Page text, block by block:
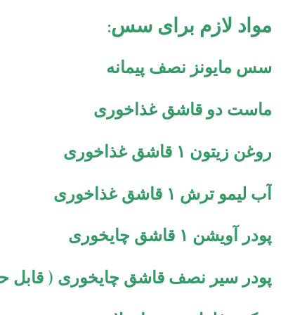
مواد لازم برای سس:
سس مایونز نصف پیمانه
ماست دو قاشق غذاخوری
روغن زیتون ۱ قاشق غذاخوری
آب لیمو ترش ۱ قاشق غذاخوری
پودر آویشن ۱ قاشق چایخوری
پودر سیر نصف قاشق چایخوری ( قابل